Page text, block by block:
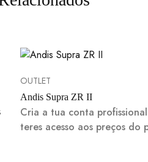
OUTLET
Andis Supra ZR II
Cria a tua conta
teres acesso aos preços do